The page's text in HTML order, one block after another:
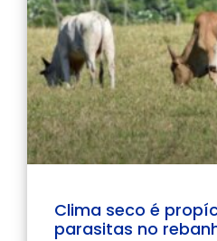
Clima seco é
parasitas no